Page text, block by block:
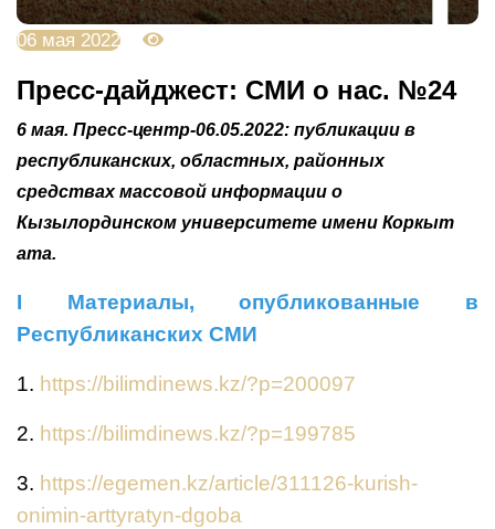
06 мая 2022
Пресс-дайджест: СМИ о нас. №24
6 мая. Пресс-центр-06.05.2022: публикации в
республиканских, областных, районных
средствах массовой информации о
Кызылординском университете имени Коркыт
ата.
І Материалы, опубликованные в
Республиканских СМИ
1. https://bilimdinews.kz/?p=200097
2. https://bilimdinews.kz/?p=199785
3. https://egemen.kz/article/311126-kurish-
onimin-arttyratyn-dgoba